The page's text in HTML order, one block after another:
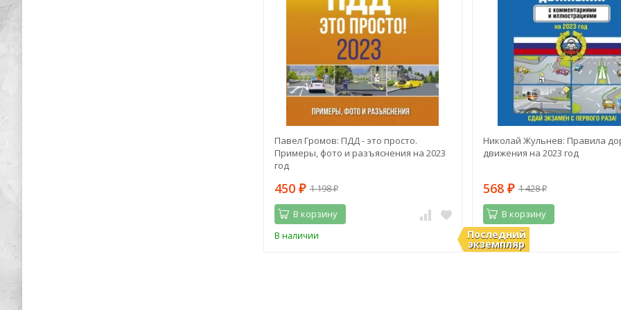
Павел Громов: ПДД - это просто.
Примеры, фото и разъяснения на 2023
год
450 ₽ 1 198₽
В корзину
В наличии Последний
экземпляр
Николай Жульнев: Правила
движения на 2023 год
568 ₽ 1 428₽
В корзину
В наличии